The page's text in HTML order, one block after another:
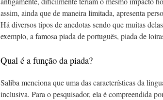
assim, ainda que de maneira limitada, apresenta
Há diversos tipos de anedotas sendo que muitas
exemplo, a famosa piada de português, piada de
Qual é a função da piada?
Saliba menciona que uma das características da
inclusiva. Para o pesquisador, ela é compreendida